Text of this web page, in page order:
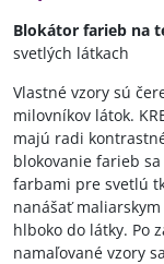
Blokátor farieb na
svetlých látkach
Vlastné vzory sú
milovníkov látok.
majú radi
blokovanie farieb
farbami pre svetlú
nanášať
hlboko do látky. Po
namaľované vzory